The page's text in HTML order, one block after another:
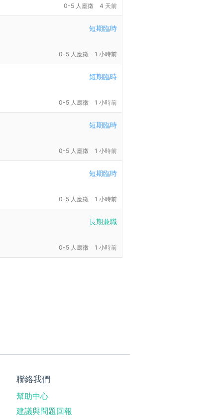
0-5 人應徵 4 天前
短期臨時
0-5 人應徵 1 小時前
短期臨時
0-5 人應徵 1 小時前
短期臨時
0-5 人應徵 1 小時前
短期臨時
0-5 人應徵 1 小時前
長期兼職
0-5 人應徵 1 小時前
聯絡我們
幫助中心
建議與問題回報